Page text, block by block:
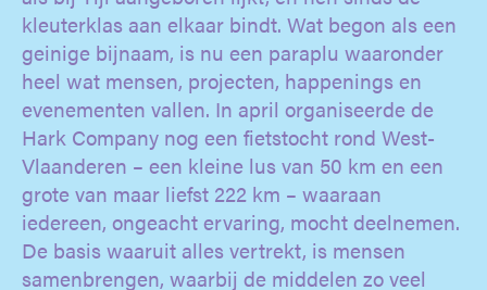
kleuterklas aan elkaar bindt. Wat begon als een
geinige bijnaam, is nu een paraplu waaronder
heel wat mensen, projecten, happenings en
evenementen vallen. In april organiseerde de
Hark Company nog een fietstocht rond West-
Vlaanderen – een kleine lus van 50 km en een
grote van maar liefst 222 km – waaraan
iedereen, ongeacht ervaring, mocht deelnemen.
De basis waaruit alles vertrekt, is mensen
samenbrengen, waarbij de middelen zo veel